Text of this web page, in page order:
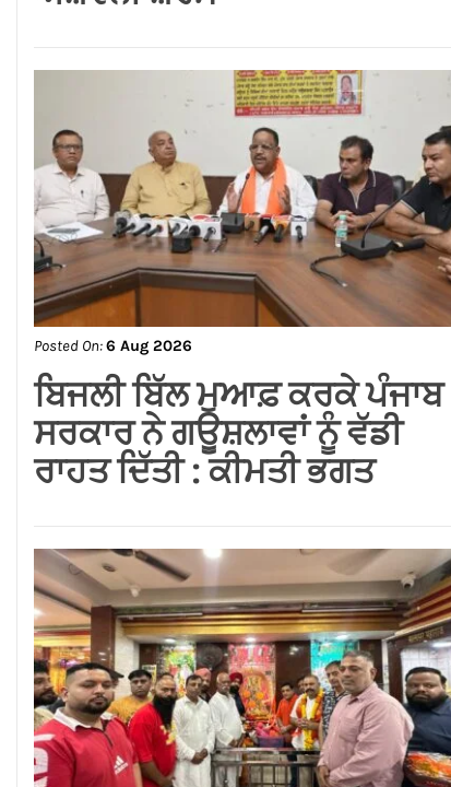
लम्बा पिंड चौक से जंडू सिंघा रोड के
बदहाल हालातों को लेकर भाजपा का
रोष प्रदर्शन
ਸਪੀਕਰ ਇਹ ਯਕੀਨੀ ਬਣਾਉਣ ਕਿ
ਇਕਪੱਖੀ ਰਾਜਨੀਤੀ ਤੱਥਾਂ ਅਤੇ
ਨਿਰਪੱਖਤਾ ‘ਤੇ ਹਾਵੀ ਨਾ ਹੋਵੇ:
ਅਸ਼ਵਨੀ ਸ਼ਰਮਾ*